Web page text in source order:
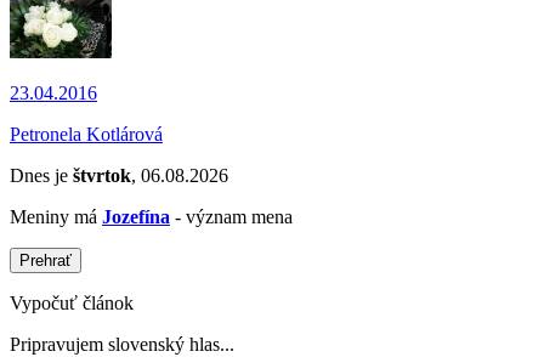
23.04.2016
Petronela Kotlárová
Dnes je štvrtok, 06.08.2026
Meniny má Jozefína - význam mena
Prehrať
Vypočuť článok
Pripravujem slovenský hlas...